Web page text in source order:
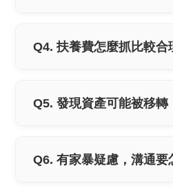
Q4. 扶養費怎麼抓比較合
Q5. 發現資產可能被移轉
Q6. 有家暴疑慮，溝通要